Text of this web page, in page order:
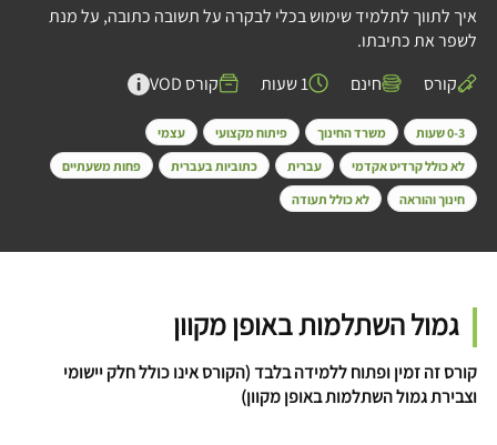
איך לתווך לתלמיד שימוש בכלי לבקרה על תשובה כתובה, על מנת
לשפר את כתיבתו.
קורס
חינם 1 שעות קורס VOD
0-3 שעות משרד החינוך פיתוח מקצועי
עצמי
לא כולל קרדיט אקדמי
עברית כתוביות בעברית
פחות משעתיים
חינוך והוראה
לא כולל תעודה
גמול השתלמות באופן מקוון
קורס זה זמין ופתוח ללמידה בלבד (הקורס אינו כולל חלק יישומי
וצבירת גמול השתלמות באופן מקוון)